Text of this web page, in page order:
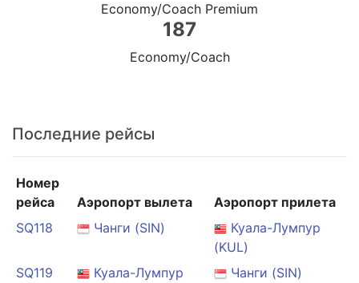
Economy/Coach Premium
187
Economy/Coach
Последние рейсы
Номер
рейса
Аэропорт вылета
Аэропорт прилета
SQ118
Чанги (SIN)
Куала-Лумпур
(KUL)
SQ119
Куала-Лумпур
Чанги (SIN)